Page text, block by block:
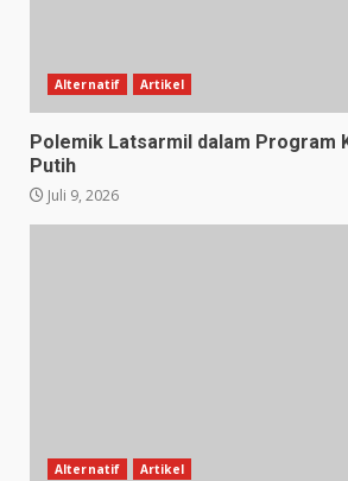
Alternatif Artikel
Polemik Latsarmil dalam Program
Putih
Juli 9, 2026
Alternatif Artikel